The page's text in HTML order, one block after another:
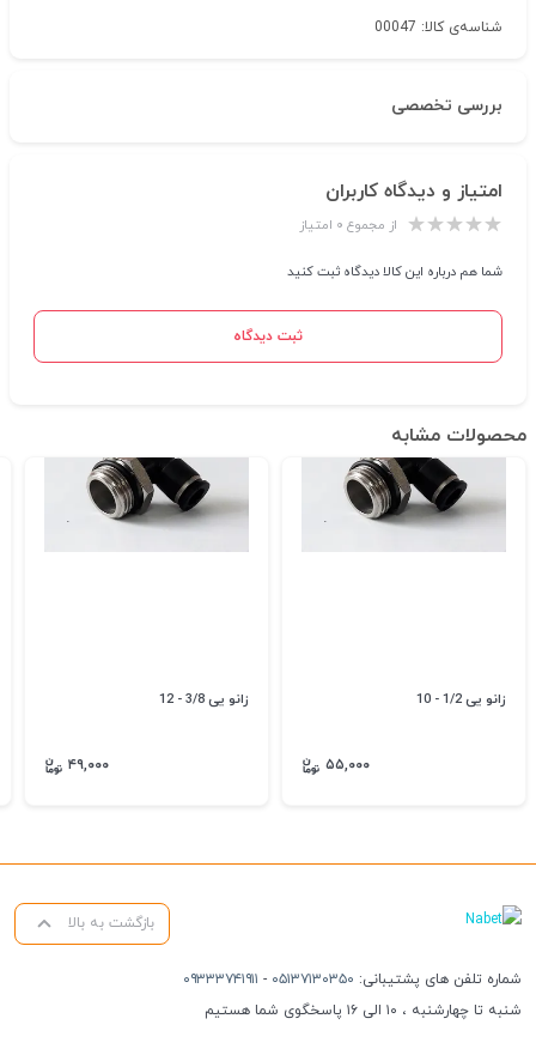
شناسه‌ی کالا: 00047
بررسی تخصصی
امتیاز و دیدگاه کاربران
از مجموع ۰ امتیاز
شما هم درباره این کالا دیدگاه ثبت کنید
ثبت دیدگاه
محصولات مشابه
زانو یی 1/2 - 10
۵۵,۰۰۰
زانو یی 3/8 - 12
۴۹,۰۰۰
بازگشت به بالا
شماره تلفن های پشتیبانی: ۰۵۱۳۷۱۳۰۳۵۰ - ۰۹۳۳۳۷۴۱۹۱۱
شنبه تا چهارشنبه ، ۱۰ الی ۱۶ پاسخگوی شما هستیم